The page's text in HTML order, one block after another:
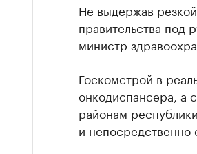
Не выдержав
правительства под
министр
Госкомстрой в
онкодиспансера, а
районам
и непосредственно